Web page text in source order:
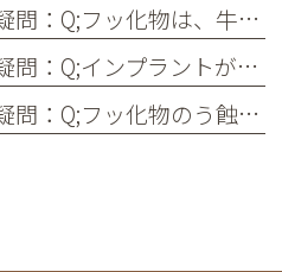
☆検査・処置に関する疑問：Q;フッ化物は、牛乳を飲めば体外に排出される?
☆検査・処置に関する疑問：Q;インプラントが人っている患者さんへのフッ化物応用は?
☆検査・処置に関する疑問：Q;フッ化物のう蝕予防効果は、中性と酸性で異なる?